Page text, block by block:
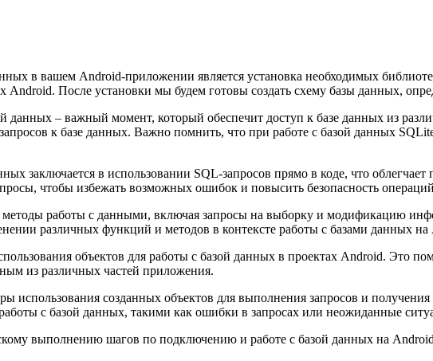
в вашем Android-приложении является установка необходимых
Android. После установки мы будем готовы создать схему базы данных,
данных – важный момент, который обеспечит доступ к базе данных из
к базе данных. Важно помнить, что при работе с базой данных
заключается в использовании SQL-запросов прямо в коде, что
чтобы избежать возможных ошибок и повысить безопасность
работы с данными, включая запросы на выборку и модификацию
различных функций и методов в контексте работы с базами данных на
объектов для работы с базой данных в проектах Android. Это
из различных частей приложения.
использования созданных объектов для выполнения запросов и
с базой данных, такими как ошибки в запросах или неожиданные
выполнению шагов по подключению и работе с базой данных на